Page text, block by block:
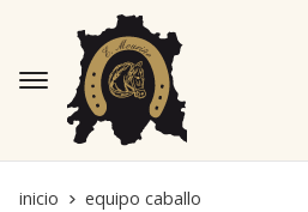
inicio
equipo caballo